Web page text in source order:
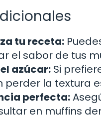
tu receta:
el sabor de tus
azúcar: Si
perder la textura
perfecta:
en muffins